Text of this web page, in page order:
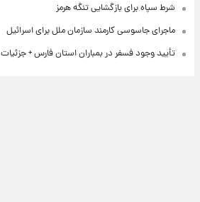
شرط سپاه برای بازگشایی تنگه هرمز
ماجرای جاسوسی کارمند سازمان ملل برای اسرائیل
تأیید وجود فسفر در بمباران استان فارس + جزئیات